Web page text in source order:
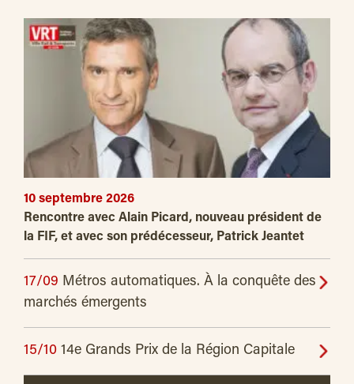
10 septembre 2026
Rencontre avec Alain Picard, nouveau président de
la FIF, et avec son prédécesseur, Patrick Jeantet
17/09 Métros automatiques. À la conquête des
marchés émergents
15/10 14e Grands Prix de la Région Capitale